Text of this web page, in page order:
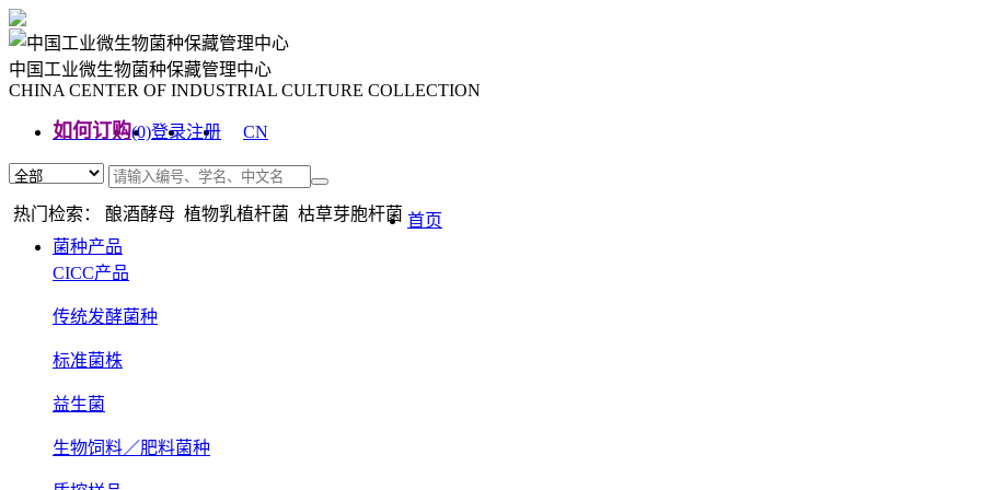
中国工业微生物菌种保藏管理中心
CHINA CENTER OF INDUSTRIAL CULTURE COLLECTION
如何订购(0)登录注册
CN
热门检索： 酿酒酵母 植物乳植杆菌 枯草芽胞杆菌 首页
菌种产品
CICC产品
传统发酵菌种
标准菌株
益生菌
生物饲料／肥料菌种